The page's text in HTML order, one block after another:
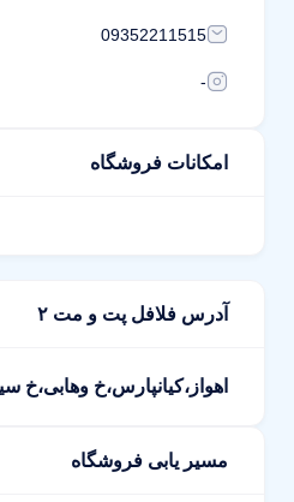
09352211515
-
امکانات فروشگاه
آدرس فلافل پت و مت ۲
اهواز،کیانپارس،خ وهابی،خ
مسیر یابی فروشگاه